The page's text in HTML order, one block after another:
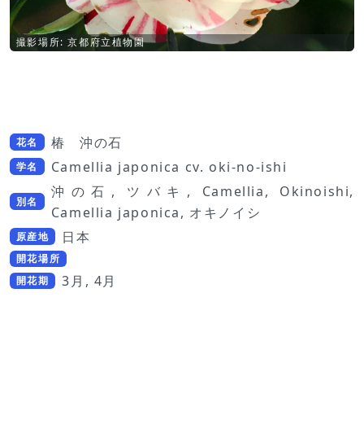
撮影場所: 京都府立植物園
花名 椿 沖の石
学名 Camellia japonica cv. oki-no-ishi
別名
沖の石, ツバキ, Camellia, Okinoishi,
Camellia japonica, オキノイシ
原産地 日本
開花場所
開花期
3月, 4月